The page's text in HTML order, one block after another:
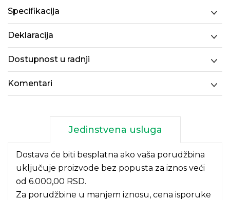
Specifikacija
Deklaracija
Dostupnost u radnji
Komentari
Jedinstvena usluga
Dostava će biti besplatna ako vaša porudžbina
uključuje proizvode bez popusta za iznos veći
od 6.000,00 RSD.
Za porudžbine u manjem iznosu, cena isporuke